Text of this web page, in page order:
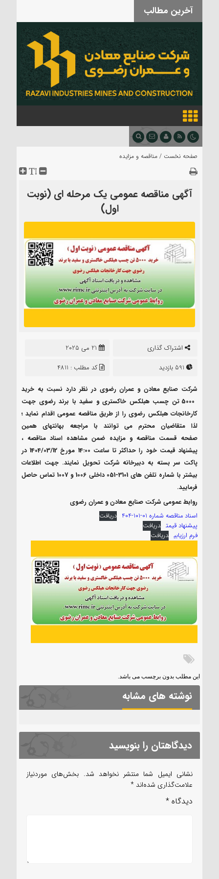
آخرین مطالب
بدرقه آقای شهید
صفحه نخست / مناقصه و مزایده
آگهی مناقصه عمومی یک مرحله ای (نوبت
اول)
اشتراک گذاری
21 می 2025
کد مطلب : 4811
شرکت صنایع معادن و عمران رضوی در نظر دارد نسبت به خرید
5000 تن چسب هبلکس خاکستری و سفید با برند رضوی جهت
کارخانجات هبلکس رضوی را از طریق مناقصه عمومی اقدام نماید ؛
لذا متقاضيان محترم می توانند با مراجعه بهانتهای همین
صفحه قسمت مناقصه و مزایده ضمن مشاهده اسناد مناقصه ،
پیشنهاد قیمت خود را حداکثر تا ساعت 14:00 مورخ 1404/03/12 در
پاکت سر بسته به دبیرخانه شرکت تحویل نمایند. جهت اطلاعات
بیشتر با شماره تلفن های 3101-051 داخلی 1006 و 1007 تماس حاصل
فرمایید.
روابط عمومی شرکت صنایع معادن و عمران رضوی
اسناد مناقصه شماره 01-101-404
دریافت
پیشنهاد قیمت دریافت
فرم ارزیابی دریافت
این مطلب بدون برچسب می باشد.
نوشته های مشابه
دیدگاهتان را بنویسید
نشانی ایمیل شما منتشر نخواهد شد. بخش‌های موردنیاز
علامت‌گذاری شده‌اند *
دیدگاه *